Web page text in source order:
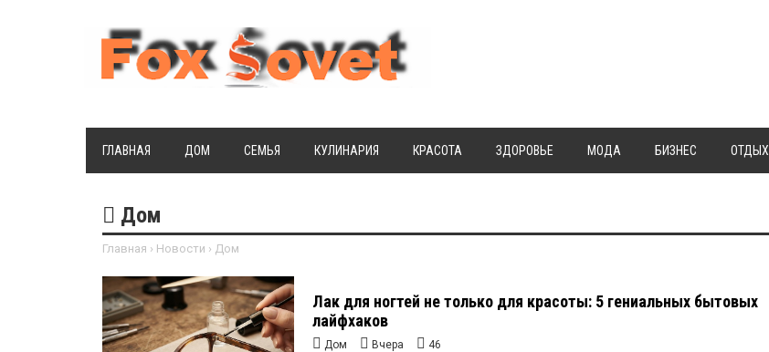
ГЛАВНАЯ ДОМ СЕМЬЯ КУЛИНАРИЯ КРАСОТА ЗДОРОВЬЕ МОДА БИЗНЕС ОТДЫХ
Дом
Главная › Новости › Дом
Лак для ногтей не только для красоты: 5 гениальных бытовых
лайфхаков
Дом Вчера 46